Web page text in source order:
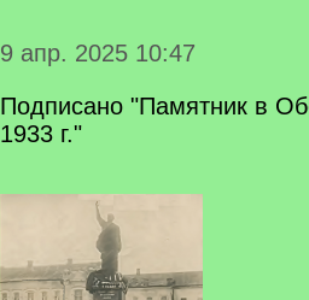
9 апр. 2025 10:47
Подписано "Памятник в
1933 г."